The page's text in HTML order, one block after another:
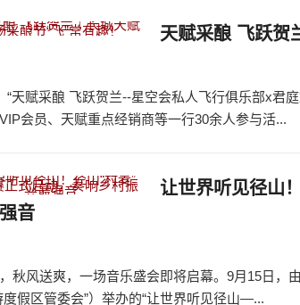
天赋采酿 飞跃贺
“天赋采酿 飞跃贺兰--星空会私人飞行俱乐部x君
会员、天赋重点经销商等一行30余人参与活...
让世界听见径山
音
秋风送爽，一场音乐盛会即将启幕。9月15日，
度假区管委会”）举办的“让世界听见径山—...